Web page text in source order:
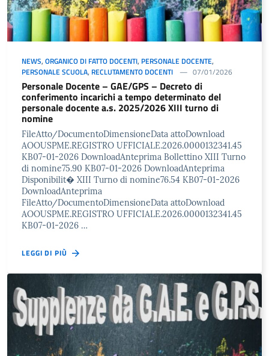
NEWS, ORGANICO DI FATTO DOCENTI, PERSONALE DOCENTE,
PERSONALE SCUOLA, RECLUTAMENTO DOCENTI 07/01/2026
Personale Docente – GAE/GPS – Decreto di
conferimento incarichi a tempo determinato del
personale docente a.s. 2025/2026 XIII turno di
nomine
FileAtto/DocumentoDimensioneData attoDownload
AOOUSPME.REGISTRO UFFICIALE.2026.0000132341.45
KB07-01-2026 DownloadAnteprima Bollettino XIII Turno
di nomine75.90 KB07-01-2026 DownloadAnteprima
Disponibilit� XIII Turno di nomine76.54 KB07-01-2026
DownloadAnteprima
FileAtto/DocumentoDimensioneData attoDownload
AOOUSPME.REGISTRO UFFICIALE.2026.0000132341.45
KB07-01-2026 …
LEGGI DI PIÙ